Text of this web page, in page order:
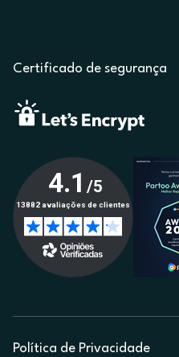
Certificado de segurança
Política de Privacidade